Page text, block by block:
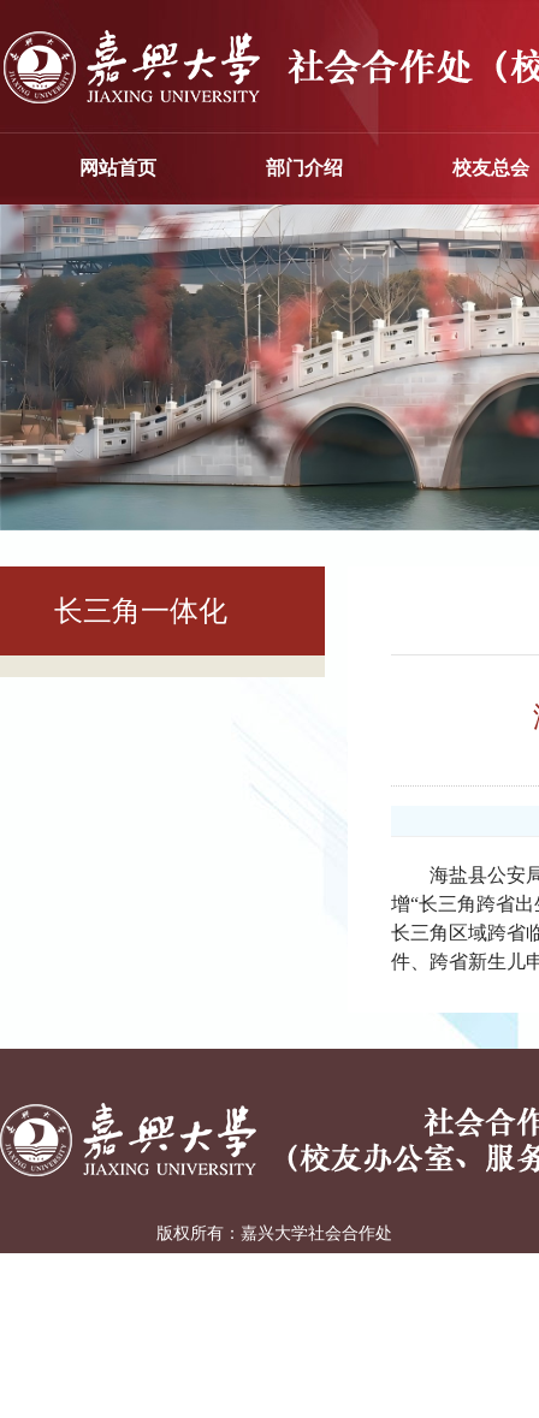
网站首页 部门介绍 校友总会
长三角一体化
海盐县公安
增“长三角跨省
长三角区域跨省
件、跨省新生儿
版权所有：嘉兴大学社会合作处